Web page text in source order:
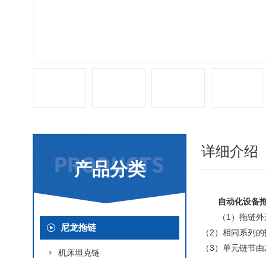
产品分类
尼龙拖链
机床坦克链
详细介绍
自动化设备
（1）拖链
（2）相同系列
（3）单元链节